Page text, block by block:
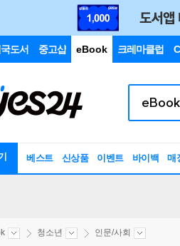
도서 중고샵 eBook 크레마클럽
베스트 신상품 이벤트 바이백 매
청소년 인문/사회